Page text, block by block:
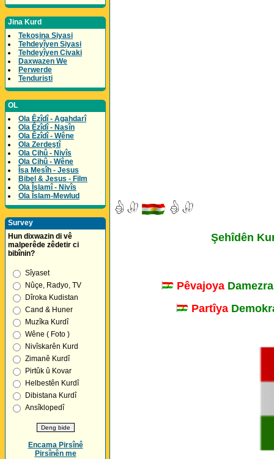
Jina Kurd
Tekoşina Siyasi
Tehdeyîyen Siyasi
Tehdeyîyen Civaki
Daxwazen We
Perwerde
Tenduristi
OL
Ola Êzîdî - Agahdarî
Ola Êzîdî - Nasîn
Ola Êzîdî - Wêne
Ola Zerdeştî
Ola Cihû - Nivîs
Ola Cihû - Wêne
Îsa Mesîh - Jesus
Bibel & Jesus - Film
Ola Îslamî - Nivîs
Ola Îslam-Mewlud
Survey
Hun dixwazin di vê
malperêde zêdetir ci
bibînin?
Sîyaset
Nûçe, Radyo, TV
Dîroka Kudistan
Cand & Huner
Muzîka Kurdî
Wêne ( Foto )
Nivîskarên Kurd
Zimanê Kurdî
Pirtûk û Kovar
Helbestên Kurdî
Dibistana Kurdî
Ansîklopedî
Encama Pirsînê
Pirsînên me
Şehîdên
Pêvajoya
Partîya